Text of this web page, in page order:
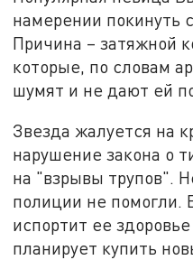
намерении покинуть
Причина – затяжной
которые, по словам
шумят и не дают ей
Звезда жалуется на
нарушение закона о
на "взрывы трупов".
полиции не помогли.
испортит ее
планирует купить